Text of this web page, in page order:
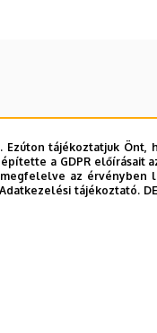
tájékoztatjuk Önt,
a GDPR előírásait
az érvényben
Adatkezelési tájékoztató.